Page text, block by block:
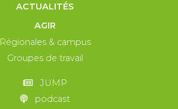
ACTUALITÉS
AGIR
Régionales & campus
Groupes de travail
JUMP
podcast